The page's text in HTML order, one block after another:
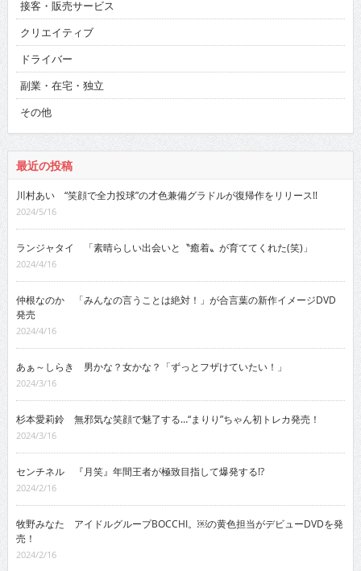
接客・販売サービス
クリエイティブ
ドライバー
副業・在宅・独立
その他
最近の投稿
川村あい “笑顔で全力投球”の才色兼備グラドルが復帰作をリリース!!
2024/5/16
ランジャタイ 「素晴らしい出会いと〝癒着〟が育ててくれた(笑)」
2024/4/16
仲根なのか 「みんなの言うことは絶対！」が合言葉の新作イメージDVD
発売
2024/4/16
あぁ～しらき 男かな？女かな？「ずっとフザけていたい！」
2024/3/16
杉本愛莉鈴 無邪気な笑顔で魅了する…“まりり”ちゃん初トレカ発売！
2024/3/16
センチネル 『月笑』年間王者が極致目指して爆発する!?
2024/2/16
牧野みなた アイドルグループBOCCHI。￼の黄色担当がデビューDVDを発
売！
2024/2/16